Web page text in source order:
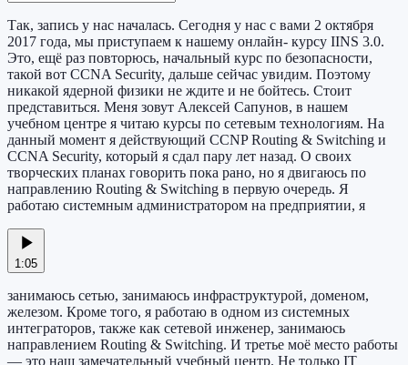
Так, запись у нас началась. Сегодня у нас с вами 2 октября
2017 года, мы приступаем к нашему онлайн- курсу IINS 3.0.
Это, ещё раз повторюсь, начальный курс по безопасности,
такой вот CCNA Security, дальше сейчас увидим. Поэтому
никакой ядерной физики не ждите и не бойтесь. Стоит
представиться. Меня зовут Алексей Сапунов, в нашем
учебном центре я читаю курсы по сетевым технологиям. На
данный момент я действующий CCNP Routing & Switching и
CCNA Security, который я сдал пару лет назад. О своих
творческих планах говорить пока рано, но я двигаюсь по
направлению Routing & Switching в первую очередь. Я
работаю системным администратором на предприятии, я
1:05
занимаюсь сетью, занимаюсь инфраструктурой, доменом,
железом. Кроме того, я работаю в одном из системных
интеграторов, также как сетевой инженер, занимаюсь
направлением Routing & Switching. И третье моё место работы
— это наш замечательный учебный центр. Не только IT